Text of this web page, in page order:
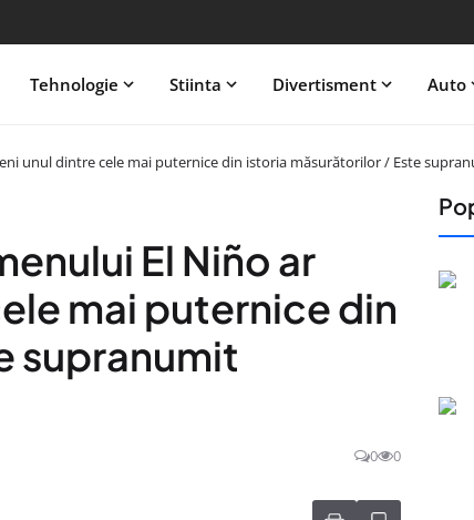
Tehnologie Stiinta Divertisment Auto
unul dintre cele mai puternice din istoria măsurătorilor / Este
El Niño ar
mai puternice din
supranumit
0 0